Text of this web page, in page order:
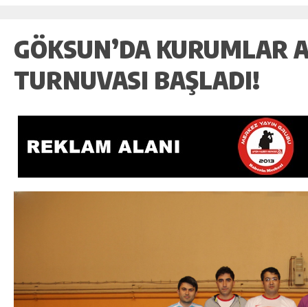
GÖKSUN’DA KURUMLAR
TURNUVASI BAŞLADI!